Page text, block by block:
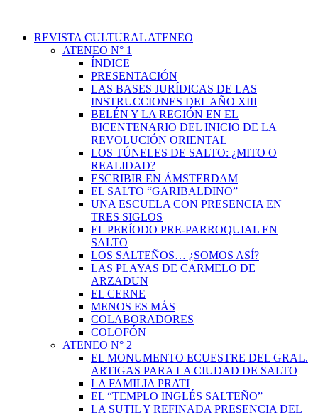
REVISTA CULTURAL ATENEO
ATENEO N° 1
ÍNDICE
PRESENTACIÓN
LAS BASES JURÍDICAS DE LAS
INSTRUCCIONES DEL AÑO XIII
BELÉN Y LA REGIÓN EN EL
BICENTENARIO DEL INICIO DE LA
REVOLUCIÓN ORIENTAL
LOS TÚNELES DE SALTO: ¿MITO O
REALIDAD?
ESCRIBIR EN ÁMSTERDAM
EL SALTO “GARIBALDINO”
UNA ESCUELA CON PRESENCIA EN
TRES SIGLOS
EL PERÍODO PRE-PARROQUIAL EN
SALTO
LOS SALTEÑOS… ¿SOMOS ASÍ?
LAS PLAYAS DE CARMELO DE
ARZADUN
EL CERNE
MENOS ES MÁS
COLABORADORES
COLOFÓN
ATENEO N° 2
EL MONUMENTO ECUESTRE DEL GRAL.
ARTIGAS PARA LA CIUDAD DE SALTO
LA FAMILIA PRATI
EL “TEMPLO INGLÉS SALTEÑO”
LA SUTIL Y REFINADA PRESENCIA DEL